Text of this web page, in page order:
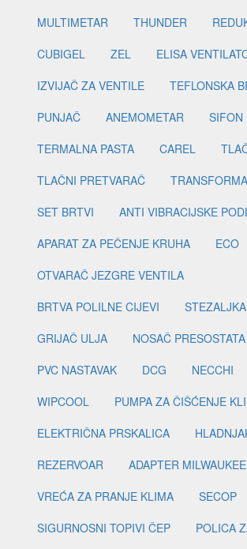
MULTIMETAR
THUNDER
CUBIGEL
ZEL
ELISA
IZVIJAČ ZA VENTILE
TEFLONSKA
PUNJAČ
ANEMOMETAR
SIFON
TERMALNA PASTA
CAREL
TLAČNI PRETVARAČ
SET BRTVI
ANTI VIBRACIJSKE
APARAT ZA PEČENJE KRUHA
ECO
OTVARAČ JEZGRE VENTILA
BRTVA POLILNE CIJEVI
STEZALJKA
GRIJAČ ULJA
NOSAČ PRESOSTATA
PVC NASTAVAK
DCG NECCHI
WIPCOOL
PUMPA ZA ČIŠĆENJE
ELEKTRIČNA PRSKALICA
REZERVOAR
ADAPTER MILWAUKEE
VREĆA ZA PRANJE KLIMA
SECOP
SIGURNOSNI TOPIVI ČEP
POLICA